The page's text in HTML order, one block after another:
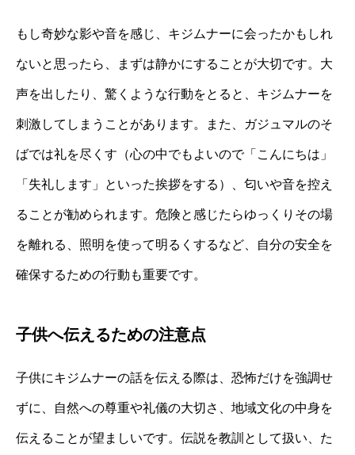
もし奇妙な影や音を感じ、キジムナーに会ったかもしれ
ないと思ったら、まずは静かにすることが大切です。大
声を出したり、驚くような行動をとると、キジムナーを
刺激してしまうことがあります。また、ガジュマルのそ
ばでは礼を尽くす（心の中でもよいので「こんにちは」
「失礼します」といった挨拶をする）、匂いや音を控え
ることが勧められます。危険と感じたらゆっくりその場
を離れる、照明を使って明るくするなど、自分の安全を
確保するための行動も重要です。
子供へ伝えるための注意点
子供にキジムナーの話を伝える際は、恐怖だけを強調せ
ずに、自然への尊重や礼儀の大切さ、地域文化の中身を
伝えることが望ましいです。伝説を教訓として扱い、た